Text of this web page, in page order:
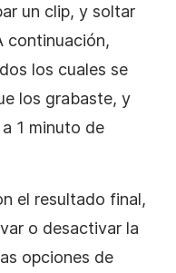
un clip, y soltar
continuación,
los cuales se
los grabaste, y
1 minuto de
el resultado final,
o desactivar la
opciones de